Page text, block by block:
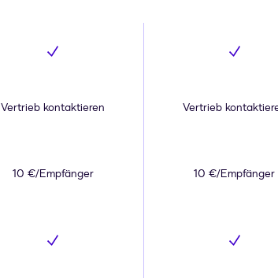
Inklusive Inklusive
Vertrieb kontaktieren Vertrieb
10 €/Empfänger 10 €/Empfänger
Inklusive Inklusive